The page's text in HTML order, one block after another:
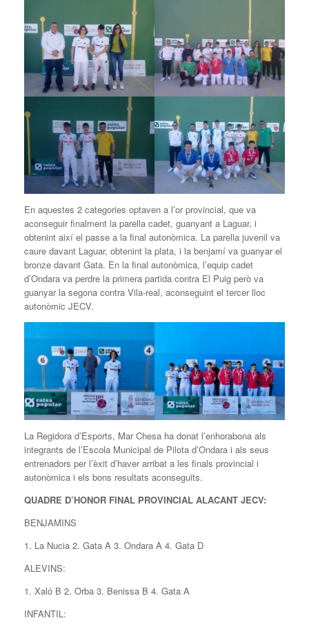
En aquestes 2 categories optaven a l’or provincial, que va
aconseguir finalment la parella cadet, guanyant a Laguar, i
obtenint així el passe a la final autonòmica. La parella juvenil va
caure davant Laguar, obtenint la plata, i la benjamí va guanyar el
bronze davant Gata. En la final autonòmica, l’equip cadet
d’Ondara va perdre la primera partida contra El Puig però va
guanyar la segona contra Vila-real, aconseguint el tercer lloc
autonòmic JECV.
La Regidora d’Esports, Mar Chesa ha donat l’enhorabona als
integrants de l’Escola Municipal de Pilota d’Ondara i als seus
entrenadors per l’èxit d’haver arribat a les finals provincial i
autonòmica i els bons resultats aconseguits.
QUADRE D’HONOR FINAL PROVINCIAL ALACANT JECV:
BENJAMINS
1. La Nucia 2. Gata A 3. Ondara A 4. Gata D
ALEVINS:
1. Xaló B 2. Orba 3. Benissa B 4. Gata A
INFANTIL: